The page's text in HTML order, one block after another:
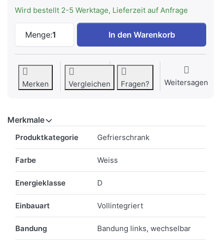
Wird bestellt 2-5 Werktage, Lieferzeit auf Anfrage
Menge:1
LIEBHERR SIFNAd 5188-22
In den Warenkorb
Merken Vergleichen Fragen? Weitersagen
Merkmale
Produktkategorie Gefrierschrank
Farbe Weiss
Energieklasse D
Einbauart Vollintegriert
Bandung Bandung links, wechselbar